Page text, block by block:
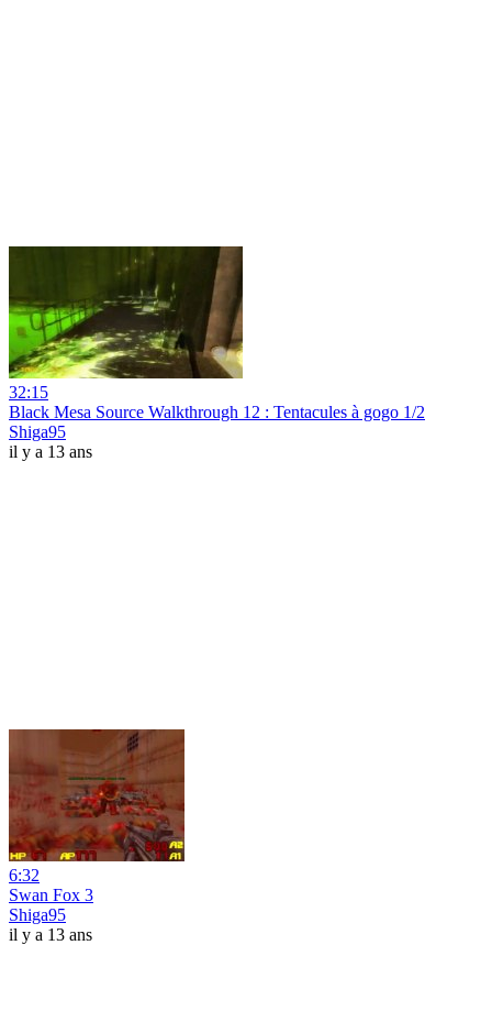
32:15
Black Mesa Source Walkthrough 12 : Tentacules à gogo 1/2
Shiga95
il y a 13 ans
6:32
Swan Fox 3
Shiga95
il y a 13 ans